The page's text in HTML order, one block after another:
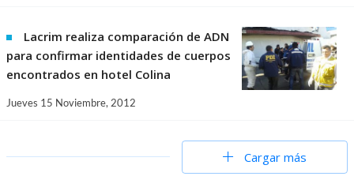
Lacrim realiza comparación de ADN
para confirmar identidades de cuerpos
encontrados en hotel Colina
Jueves 15 Noviembre, 2012
Cargar más